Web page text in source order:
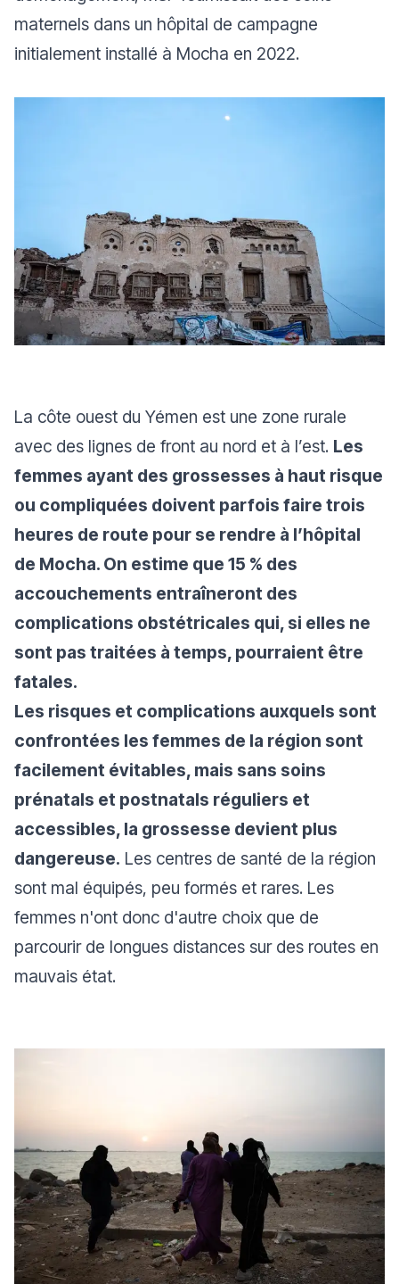
maternels dans un hôpital de campagne
initialement installé à Mocha en 2022.
La côte ouest du Yémen est une zone rurale
avec des lignes de front au nord et à l’est. Les
femmes ayant des grossesses à haut risque
ou compliquées doivent parfois faire trois
heures de route pour se rendre à l’hôpital
de Mocha. On estime que 15 % des
accouchements entraîneront des
complications obstétricales qui, si elles ne
sont pas traitées à temps, pourraient être
fatales.
Les risques et complications auxquels sont
confrontées les femmes de la région sont
facilement évitables, mais sans soins
prénatals et postnatals réguliers et
accessibles, la grossesse devient plus
dangereuse. Les centres de santé de la région
sont mal équipés, peu formés et rares. Les
femmes n'ont donc d'autre choix que de
parcourir de longues distances sur des routes en
mauvais état.